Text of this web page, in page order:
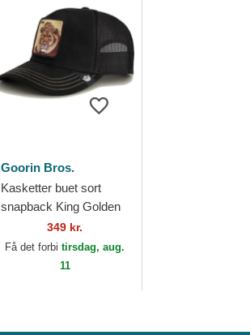
Goorin Bros.
Kasketter buet sort
snapback King Golden
Suede The Farm Goorin
Bros.
349 kr.
Få det forbitirsdag, aug.
11